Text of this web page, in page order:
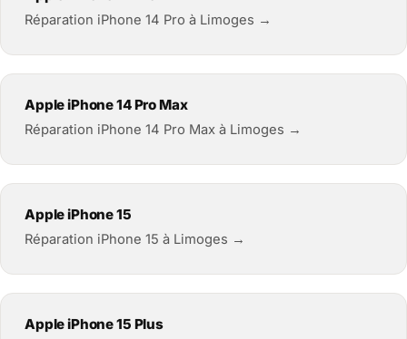
Réparation iPhone 14 Pro à Limoges →
Apple iPhone 14 Pro Max
Réparation iPhone 14 Pro Max à Limoges →
Apple iPhone 15
Réparation iPhone 15 à Limoges →
Apple iPhone 15 Plus